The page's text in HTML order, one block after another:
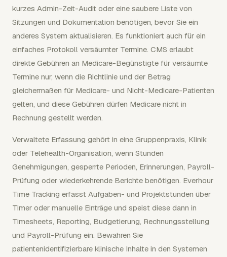
kurzes Admin-Zeit-Audit oder eine saubere Liste von
Sitzungen und Dokumentation benötigen, bevor Sie ein
anderes System aktualisieren. Es funktioniert auch für ein
einfaches Protokoll versäumter Termine. CMS erlaubt
direkte Gebühren an Medicare-Begünstigte für versäumte
Termine nur, wenn die Richtlinie und der Betrag
gleichermaßen für Medicare- und Nicht-Medicare-Patienten
gelten, und diese Gebühren dürfen Medicare nicht in
Rechnung gestellt werden.
Verwaltete Erfassung gehört in eine Gruppenpraxis, Klinik
oder Telehealth-Organisation, wenn Stunden
Genehmigungen, gesperrte Perioden, Erinnerungen, Payroll-
Prüfung oder wiederkehrende Berichte benötigen. Everhour
Time Tracking erfasst Aufgaben- und Projektstunden über
Timer oder manuelle Einträge und speist diese dann in
Timesheets, Reporting, Budgetierung, Rechnungsstellung
und Payroll-Prüfung ein. Bewahren Sie
patientenidentifizierbare klinische Inhalte in den Systemen